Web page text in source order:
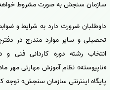
سازمان سنجش به صورت مشروط
داوطلبان ضرورت دارد به شرایط و
تحصیلی و سایر موارد مندرج در
انتخاب رشته دوره کاردانی فنی و
پایگاه اینترنتی سازمان سنجش» توجه